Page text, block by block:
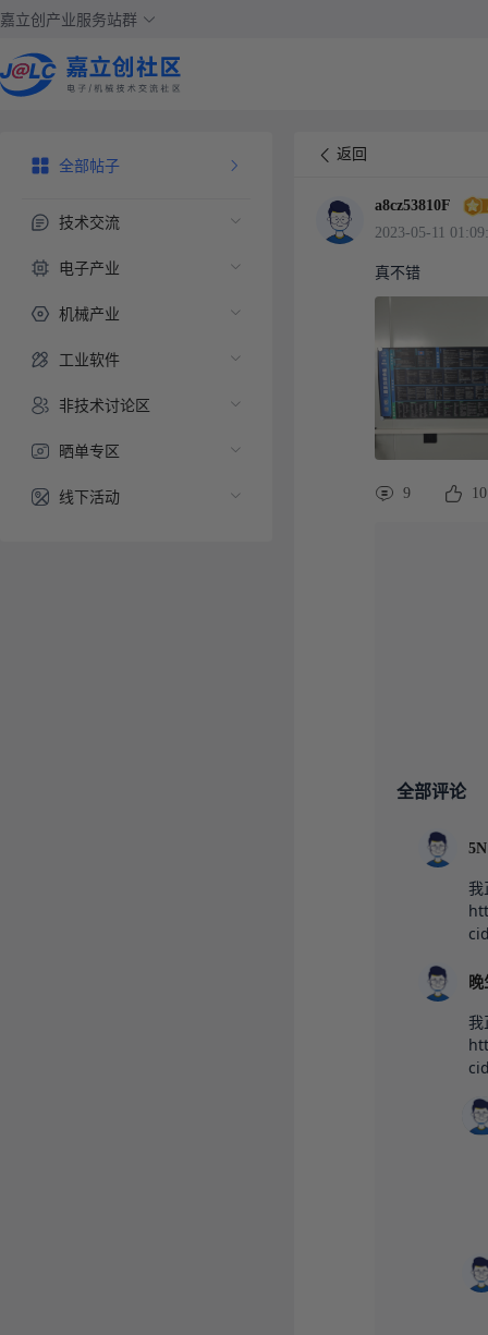
嘉立创产业服务站群
全部帖子
技术交流
电子产业
机械产业
工业软件
非技术讨论区
晒单专区
线下活动
返回
a8cz53810F
2023-05-11
真不错
9 10
全部评论
我
晚
我